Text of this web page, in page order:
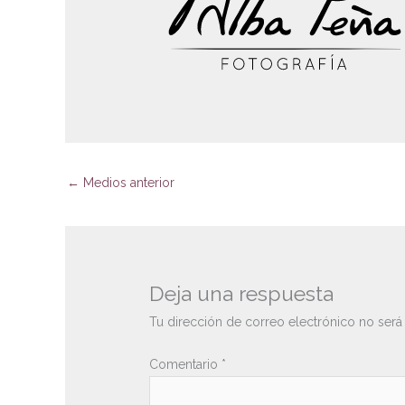
← Medios anterior
Deja una respuesta
Tu dirección de correo electrónico no será
Comentario *